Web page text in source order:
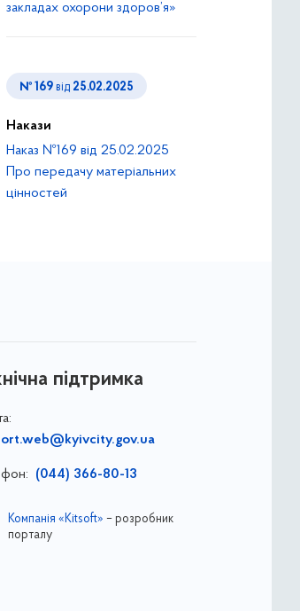
закладах охорони здоров’я»
№ 169 від 25.02.2025
Накази
Наказ №169 від 25.02.2025
Про передачу матеріальних
цінностей
підтримка
(044) 366-80-13
Компанія «Kitsoft» – розробник
порталу